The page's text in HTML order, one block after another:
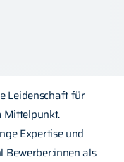
Leidenschaft für
Mittelpunkt.
Expertise und
Bewerber:innen als